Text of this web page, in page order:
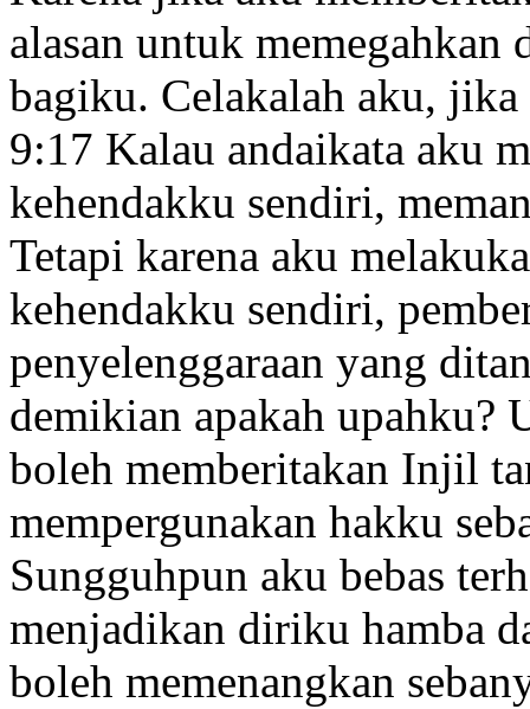
alasan untuk memegahkan
bagiku. Celakalah aku,
9:17 Kalau andaikata aku
kehendakku sendiri,
Tetapi karena aku
kehendakku sendiri,
penyelenggaraan yang
demikian apakah upahku?
boleh memberitakan Injil
mempergunakan hakku
Sungguhpun aku bebas
menjadikan diriku hamba
boleh memenangkan